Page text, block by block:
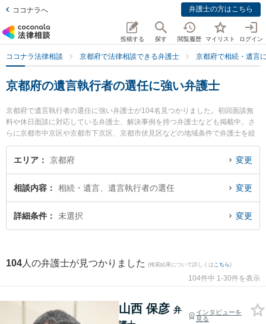
ココナラへ 弁護士の方はこちら
投稿する 探す 閲覧履歴 マイリスト ログイン
ココナラ法律相談 京都府で法律相談できる弁護士 京都府で相続・遺言
京都府の遺言執行者の選任に強い弁護士
京都府で遺言執行者の選任に強い弁護士が104名見つかりました。初回面談無
料や休日面談に対応している弁護士、解決事例を持つ弁護士なども掲載中。さ
らに京都市中京区や京都市下京区、京都市伏見区などの地域条件で弁護士を絞
り込めます。相続・遺言に関係する家族間の相続トラブルや認知症の相続、遺
産分割等の細かな分野での絞り込み検索もでき便利です。特に山西保彦法律事
目されています。『京都府で土日や夜間に発生した遺言執行者の選任のトラブ
ルを今すぐに弁護士に相談したい』『遺言執行者の選任のトラブル解決の実績
豊富な近くの弁護士を検索したい』『初回相談無料で遺言執行者の選任を法律
エリア 京都府 変更
相談内容 相続・遺言、遺言執行者の選任 変更
詳細条件 未選択 変更
104 人の弁護士が見つかりました (検索結果について詳しくは こちら)
104件中 1-30件を表示
山西 保彦 弁
インタビューを
見る